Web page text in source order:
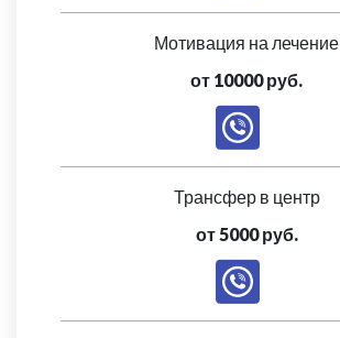
Мотивация на лечение
от 10000 руб.
Трансфер в центр
от 5000 руб.